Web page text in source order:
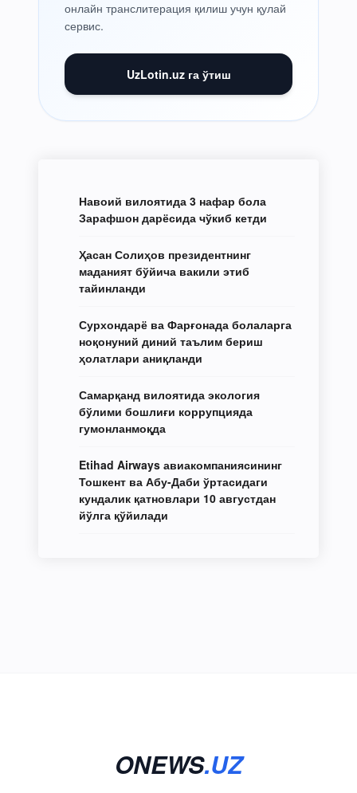
онлайн транслитерация қилиш учун қулай
сервис.
UzLotin.uz га ўтиш
Навоий вилоятида 3 нафар бола
Зарафшон дарёсида чўкиб кетди
Ҳасан Солиҳов президентнинг
маданият бўйича вакили этиб
тайинланди
Сурхондарё ва Фарғонада болаларга
ноқонуний диний таълим бериш
ҳолатлари аниқланди
Самарқанд вилоятида экология
бўлими бошлиғи коррупцияда
гумонланмоқда
Etihad Airways авиакомпаниясининг
Тошкент ва Абу-Даби ўртасидаги
кундалик қатновлари 10 августдан
йўлга қўйилади
ONEWS.UZ